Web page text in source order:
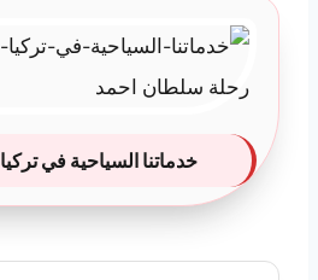
خدماتنا السياحية في تركيا